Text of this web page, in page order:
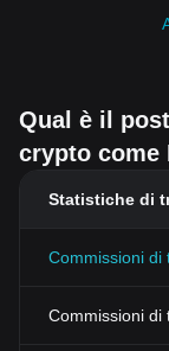
Qual è il
crypto come
Statistiche di
Commissioni di
Commissioni di